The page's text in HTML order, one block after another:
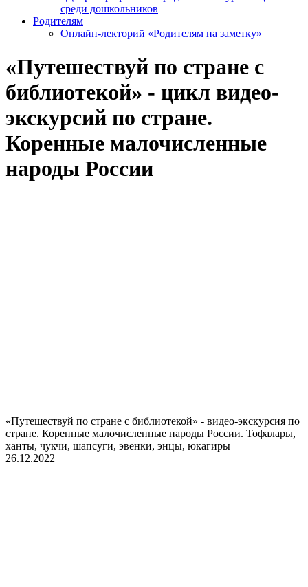
среди дошкольников
Родителям
Онлайн-лекторий «Родителям на заметку»
«Путешествуй по стране с
библиотекой» - цикл видео-
экскурсий по стране.
Коренные малочисленные
народы России
«Путешествуй по стране с библиотекой» - видео-экскурсия по
стране. Коренные малочисленные народы России. Тофалары,
ханты, чукчи, шапсуги, эвенки, энцы, юкагиры
26.12.2022